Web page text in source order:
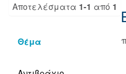
Αποτελέσματα 1-1 από 1
Θέμα